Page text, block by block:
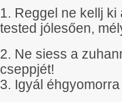
1. Reggel ne kellj
tested jólesően,
2. Ne siess a
cseppjét!
3. Igyál